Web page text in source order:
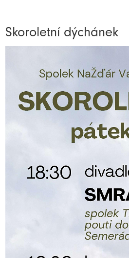
Skoroletní dýchánek